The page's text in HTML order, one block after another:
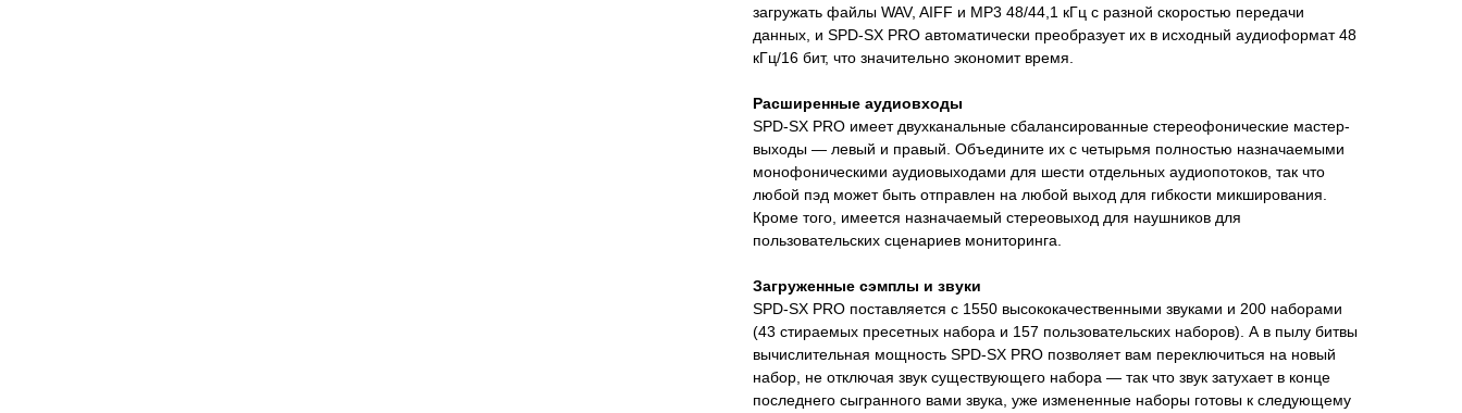
загружать файлы WAV, AIFF и MP3 48/44,1 кГц с разной скоростью передачи
данных, и SPD-SX PRO автоматически преобразует их в исходный аудиоформат 48
кГц/16 бит, что значительно экономит время.
Расширенные аудиовходы
SPD-SX PRO имеет двухканальные сбалансированные стереофонические мастер-
выходы — левый и правый. Объедините их с четырьмя полностью назначаемыми
монофоническими аудиовыходами для шести отдельных аудиопотоков, так что
любой пэд может быть отправлен на любой выход для гибкости микширования.
Кроме того, имеется назначаемый стереовыход для наушников для
пользовательских сценариев мониторинга.
Загруженные сэмплы и звуки
SPD-SX PRO поставляется с 1550 высококачественными звуками и 200 наборами
(43 стираемых пресетных набора и 157 пользовательских наборов). А в пылу битвы
вычислительная мощность SPD-SX PRO позволяет вам переключиться на новый
набор, не отключая звук существующего набора — так что звук затухает в конце
последнего сыгранного вами звука, уже измененные наборы готовы к следующему